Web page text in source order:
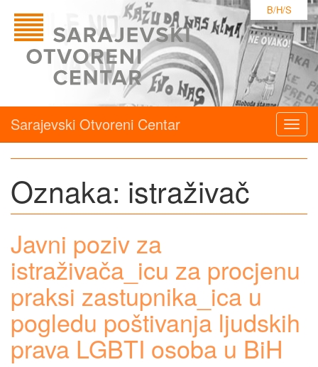
B/H/S
Sarajevski Otvoreni Centar
Oznaka: istraživač
Javni poziv za
istraživača_icu za procjenu
praksi zastupnika_ica u
pogledu poštivanja ljudskih
prava LGBTI osoba u BiH